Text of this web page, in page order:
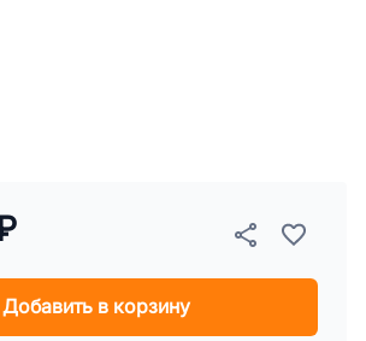
Добавить в корзину